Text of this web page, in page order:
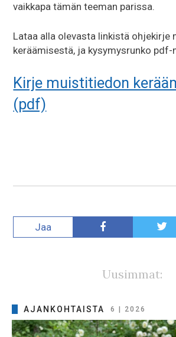
vaikkapa tämän teeman parissa.
Lataa alla olevasta linkistä ohjekirje
keräämisestä, ja kysymysrunko pdf-
Kirje muistitiedon
(pdf)
Jaa
Uusimmat:
AJANKOHTAISTA 6 | 2026